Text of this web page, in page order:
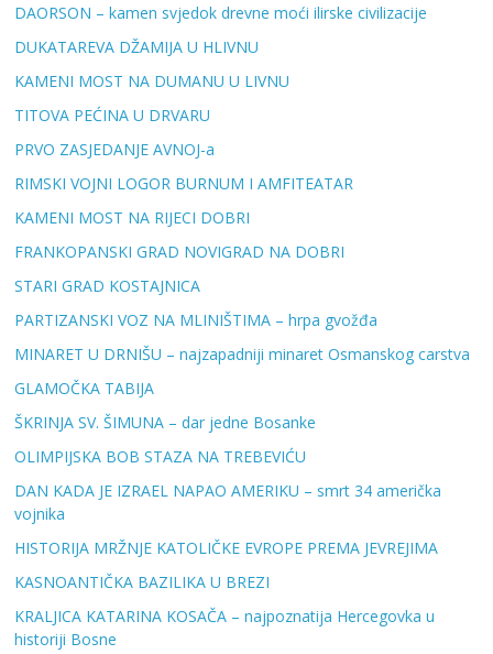
DAORSON – kamen svjedok drevne moći ilirske civilizacije
DUKATAREVA DŽAMIJA U HLIVNU
KAMENI MOST NA DUMANU U LIVNU
TITOVA PEĆINA U DRVARU
PRVO ZASJEDANJE AVNOJ-a
RIMSKI VOJNI LOGOR BURNUM I AMFITEATAR
KAMENI MOST NA RIJECI DOBRI
FRANKOPANSKI GRAD NOVIGRAD NA DOBRI
STARI GRAD KOSTAJNICA
PARTIZANSKI VOZ NA MLINIŠTIMA – hrpa gvožđa
MINARET U DRNIŠU – najzapadniji minaret Osmanskog carstva
GLAMOČKA TABIJA
ŠKRINJA SV. ŠIMUNA – dar jedne Bosanke
OLIMPIJSKA BOB STAZA NA TREBEVIĆU
DAN KADA JE IZRAEL NAPAO AMERIKU – smrt 34 američka
vojnika
HISTORIJA MRŽNJE KATOLIČKE EVROPE PREMA JEVREJIMA
KASNOANTIČKA BAZILIKA U BREZI
KRALJICA KATARINA KOSAČA – najpoznatija Hercegovka u
historiji Bosne